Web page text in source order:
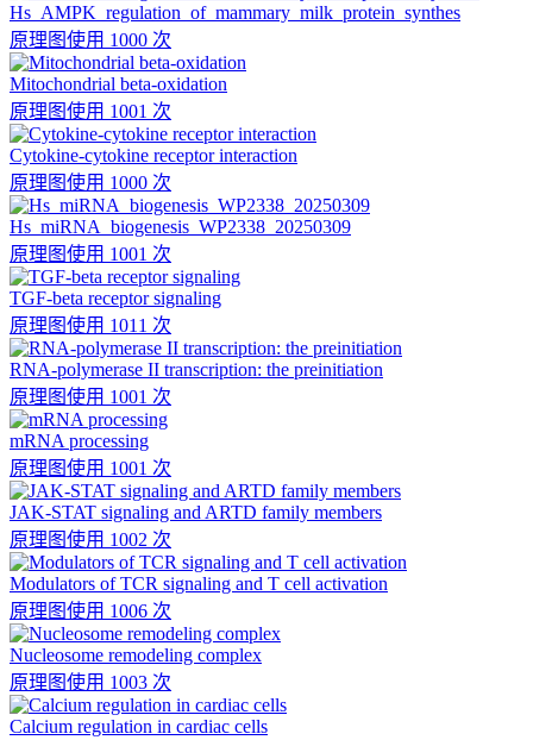
Hs_AMPK_regulation_of_mammary_milk_protein_synthes
原理图使用 1000 次
Mitochondrial beta-oxidation
原理图使用 1001 次
Cytokine-cytokine receptor interaction
原理图使用 1000 次
Hs_miRNA_biogenesis_WP2338_20250309
原理图使用 1001 次
TGF-beta receptor signaling
原理图使用 1011 次
RNA-polymerase II transcription: the preinitiation
原理图使用 1001 次
mRNA processing
原理图使用 1001 次
JAK-STAT signaling and ARTD family members
原理图使用 1002 次
Modulators of TCR signaling and T cell activation
原理图使用 1006 次
Nucleosome remodeling complex
原理图使用 1003 次
Calcium regulation in cardiac cells